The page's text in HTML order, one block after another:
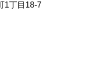
1丁目18-7